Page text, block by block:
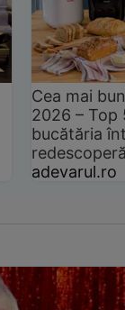
Cea mai
2026 –
bucătăria
adevarul.ro